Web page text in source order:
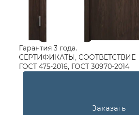
Гарантия 3 года.
СЕРТИФИКАТЫ, СООТВЕТСТВИЕ
ГОСТ 475-2016, ГОСТ 30970-2014
Заказать